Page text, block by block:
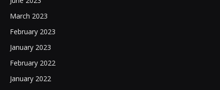
March 2023
February 2023
January 2023
February 2022
January 2022